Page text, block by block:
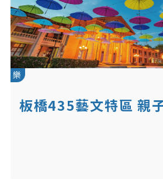
樂
板橋435藝文特區 親